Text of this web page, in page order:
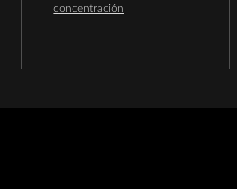
concentración